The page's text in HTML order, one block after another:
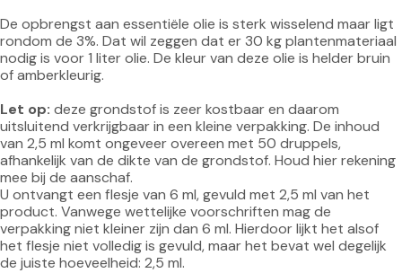
De opbrengst aan essentiële olie is sterk wisselend maar ligt
rondom de 3%. Dat wil zeggen dat er 30 kg plantenmateriaal
nodig is voor 1 liter olie. De kleur van deze olie is helder bruin
of amberkleurig.
Let op: deze grondstof is zeer kostbaar en daarom
uitsluitend verkrijgbaar in een kleine verpakking. De inhoud
van 2,5 ml komt ongeveer overeen met 50 druppels,
afhankelijk van de dikte van de grondstof. Houd hier rekening
mee bij de aanschaf.
U ontvangt een flesje van 6 ml, gevuld met 2,5 ml van het
product. Vanwege wettelijke voorschriften mag de
verpakking niet kleiner zijn dan 6 ml. Hierdoor lijkt het alsof
het flesje niet volledig is gevuld, maar het bevat wel degelijk
de juiste hoeveelheid: 2,5 ml.